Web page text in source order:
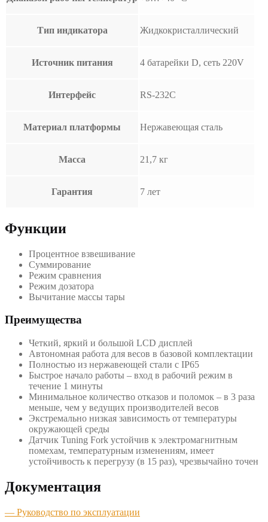
Тип индикатора Жидкокристаллический
Источник питания 4 батарейки D, сеть 220V
Интерфейс RS-232C
Материал платформы Нержавеющая сталь
Масса 21,7 кг
Гарантия 7 лет
Функции
Процентное взвешивание
Суммирование
Режим сравнения
Режим дозатора
Вычитание массы тары
Преимущества
Четкий, яркий и большой LCD дисплей
Автономная работа для весов в базовой комплектации
Полностью из нержавеющей стали с IP65
Быстрое начало работы – вход в рабочий режим в
течение 1 минуты
Минимальное количество отказов и поломок – в 3 раза
меньше, чем у ведущих производителей весов
Экстремально низкая зависимость от температуры
окружающей среды
Датчик Tuning Fork устойчив к электромагнитным
помехам, температурным изменениям, имеет
устойчивость к перегрузу (в 15 раз), чрезвычайно точен
Документация
— Руководство по эксплуатации